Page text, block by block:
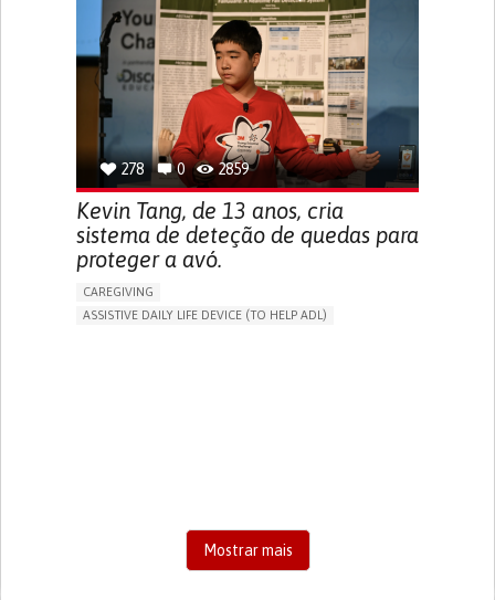
CAREGIVER SUPPORT
UNITED STATES
278 0 2859
Kevin Tang, de 13 anos, cria
sistema de deteção de quedas para
proteger a avó.
CAREGIVING
ASSISTIVE DAILY LIFE DEVICE (TO HELP ADL)
Mostrar mais